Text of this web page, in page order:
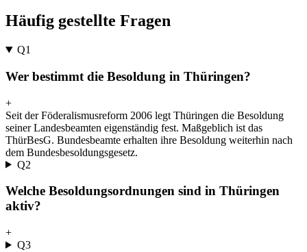
Häufig gestellte Fragen
Q1
Wer bestimmt die Besoldung in Thüringen?
+
Seit der Föderalismusreform 2006 legt Thüringen die Besoldung
seiner Landesbeamten eigenständig fest. Maßgeblich ist das
ThürBesG. Bundesbeamte erhalten ihre Besoldung weiterhin nach
dem Bundesbesoldungsgesetz.
Q2
Welche Besoldungsordnungen sind in Thüringen
aktiv?
+
Q3